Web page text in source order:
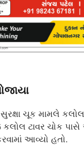
ચૂક મામલે
ટાવર ચોક પાસે
આવ્યો હતો.